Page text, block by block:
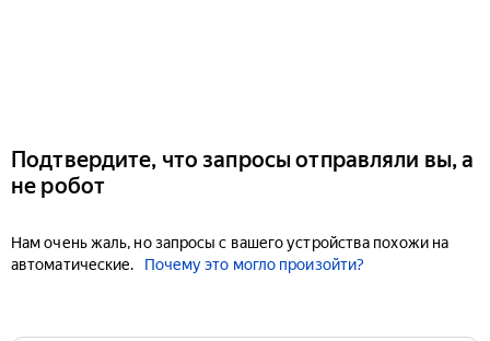
Подтвердите, что запросы отправляли вы, а
не робот
Нам очень жаль, но запросы с вашего устройства похожи на
автоматические.
Почему это могло произойти?